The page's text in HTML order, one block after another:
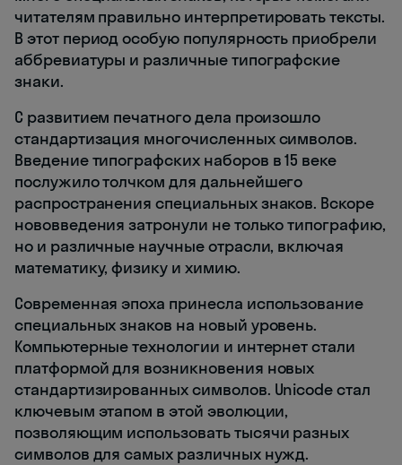
читателям правильно интерпретировать тексты.
В этот период особую популярность приобрели
аббревиатуры и различные типографские
знаки.
С развитием печатного дела произошло
стандартизация многочисленных символов.
Введение типографских наборов в 15 веке
послужило толчком для дальнейшего
распространения специальных знаков. Вскоре
нововведения затронули не только типографию,
но и различные научные отрасли, включая
математику, физику и химию.
Современная эпоха принесла использование
специальных знаков на новый уровень.
Компьютерные технологии и интернет стали
платформой для возникновения новых
стандартизированных символов. Unicode стал
ключевым этапом в этой эволюции,
позволяющим использовать тысячи разных
символов для самых различных нужд.